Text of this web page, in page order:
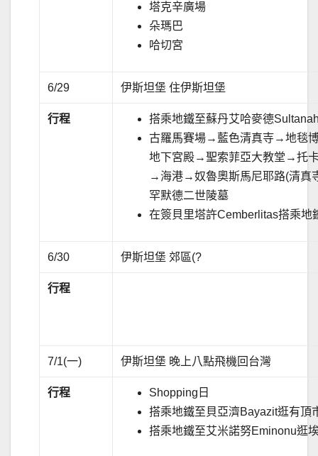
塔克辛廣場
朵瑪巴
哈切宮
6/29 伊斯坦堡 住伊斯坦堡
行程
搭乘地鐵至蘇丹艾哈麥德
古羅馬賽場→藍色清真寺→地毯
地下宮殿→聖索菲亞大教堂→托
→海港→奴魯奧斯馬尼耶路(清
罕默德二世陵墓
在簽貝里塔許Cemberlitas搭乘地
6/30 伊斯坦堡 郊區(?
行程
7/1(一) 伊斯坦堡 晚上八點飛機回台灣
行程
Shopping日
搭乘地鐵至貝亞濟Bayazit逛有頂
搭乘地鐵至艾米諾努Eminonu逛